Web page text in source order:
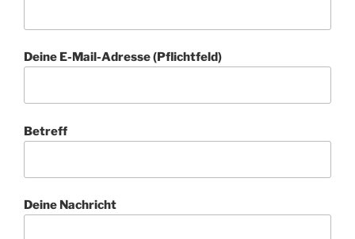
Deine E-Mail-Adresse (Pflichtfeld)
Betreff
Deine Nachricht